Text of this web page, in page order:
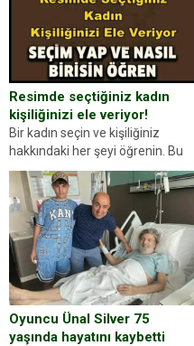
Resimde seçtiğiniz kadın
kişiliğinizi ele veriyor!
Bir kadın seçin ve kişiliğiniz
hakkındaki her şeyi öğrenin. Bu
kez karşınıza oldukça farklı bir
kişilik testiyle çıkıyoruz.
gördüğünüz kadın figürlerinden
dikkatinizi en...
Oyuncu Ünal Silver 75
yaşında hayatını kaybetti